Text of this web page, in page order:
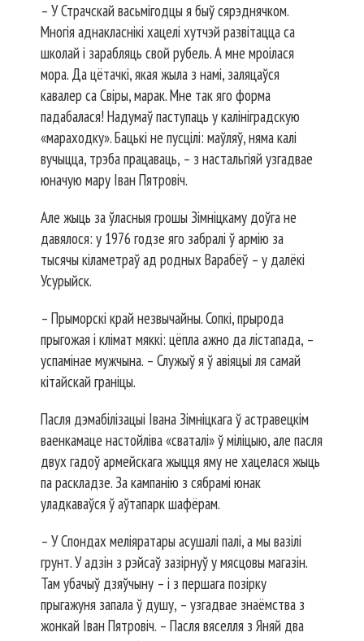
– У Страчскай васьмігодцы я быў сярэднячком.
Многія аднакласнікі хацелі хутчэй развітацца са
школай і зарабляць свой рубель. А мне мроілася
мора. Да цётачкі, якая жыла з намі, заляцаўся
кавалер са Свіры, марак. Мне так яго форма
падабалася! Надумаў паступаць у калініградскую
«мараходку». Бацькі не пусцілі: маўляў, няма калі
вучыцца, трэба працаваць, – з настальгіяй узгадвае
юначую мару Іван Пятровіч.
Але жыць за ўласныя грошы Зімніцкаму доўга не
давялося: у 1976 годзе яго забралі ў армію за
тысячы кіламетраў ад родных Варабёў – у далёкі
Усурыйск.
– Прыморскі край незвычайны. Сопкі, прырода
прыгожая і клімат мяккі: цёпла ажно да лістапада, –
успамінае мужчына. – Служыў я ў авіяцыі ля самай
кітайскай граніцы.
Пасля дэмабілізацыі Івана Зімніцкага ў астравецкім
ваенкамаце настойліва «сваталі» ў міліцыю, але пасля
двух гадоў армейскага жыцця яму не хацелася жыць
па раскладзе. За кампанію з сябрамі юнак
уладкаваўся ў аўтапарк шафёрам.
– У Спондах меліяратары асушалі палі, а мы вазілі
грунт. У адзін з рэйсаў зазірнуў у мясцовы магазін.
Там убачыў дзяўчыну – і з першага позірку
прыгажуня запала ў душу, – узгадвае знаёмства з
жонкай Іван Пятровіч. – Пасля вяселля з Яняй два